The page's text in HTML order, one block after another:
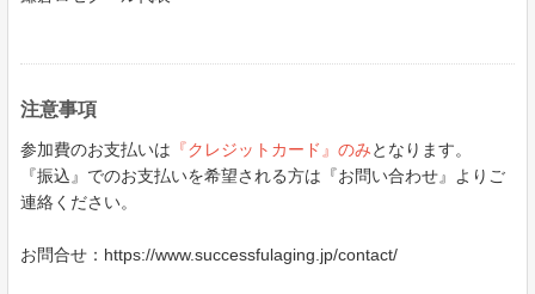
注意事項
参加費のお支払いは 『クレジットカード』のみとなります。
『振込』でのお支払いを希望される方は『お問い合わせ』よりご
連絡ください。
お問合せ：https://www.successfulaging.jp/contact/